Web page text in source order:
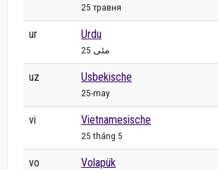
25 травня
ur Urdu
25 مئی
uz Usbekische
25-may
vi Vietnamesische
25 tháng 5
vo Volapük